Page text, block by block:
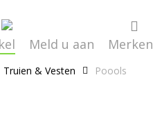
Meld u aan Merken
Truien & Vesten
Poools